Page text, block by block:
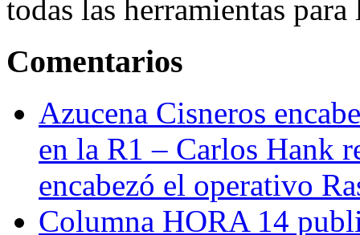
todas las herramientas
Comentarios
Azucena Cisneros
en la R1 – Carlos Hank
encabezó el operativo
Columna HORA 14